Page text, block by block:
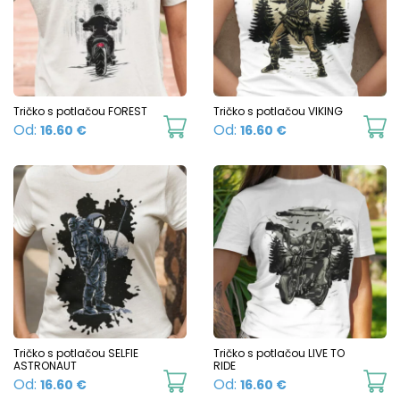
The
options
may
chosen
product
page
Tričko s potlačou FOREST
Od: 16.60 €
This
has
multiple
variants.
options
may
chosen
on
Tričko s potlačou VIKING
Od: 16.60 €
Tričko s potlačou SELFIE
ASTRONAUT
Od: 16.60 €
This
Tričko s potlačou LIVE TO
RIDE
Od: 16.60 €